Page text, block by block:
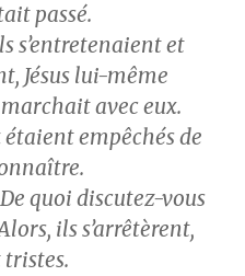
passé.
s’entretenaient et
Jésus lui-même
avec eux.
empêchés de
quoi discutez-vous
ils s’arrêtèrent,